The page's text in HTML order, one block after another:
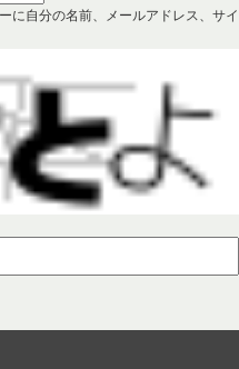
に自分の名前、メールアドレス、サイ